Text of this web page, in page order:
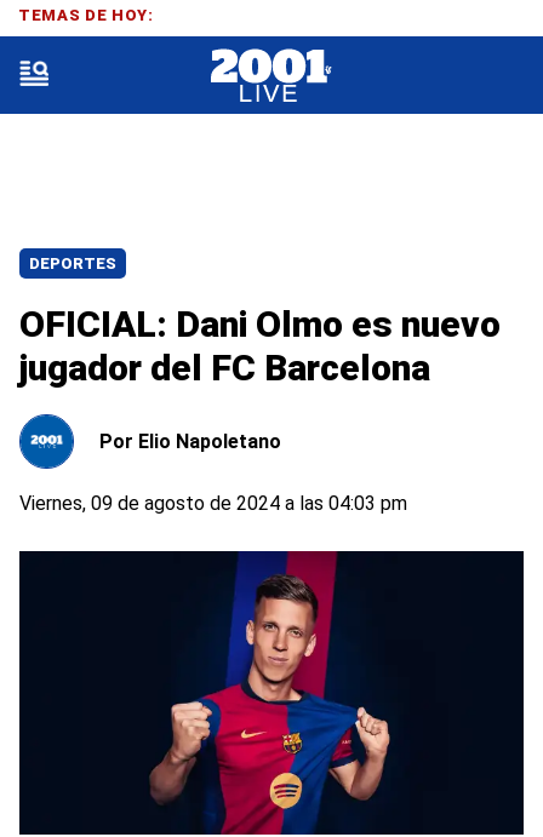
DEPORTES
OFICIAL: Dani Olmo es nuevo
jugador del FC Barcelona
Por Elio Napoletano
Viernes, 09 de agosto de 2024 a las 04:03 pm
TEMAS DE HOY: